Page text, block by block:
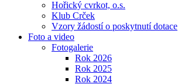
Hořický cvrkot, o.s.
Klub Crček
Vzory žádostí o poskytnutí dotace
Foto a video
Fotogalerie
Rok 2026
Rok 2025
Rok 2024